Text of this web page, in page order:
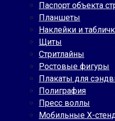
Паспорт объекта
Планшеты
Наклейки и
Щиты
Стритлайны
Ростовые фигуры
Плакаты для
Полиграфия
Пресс воллы
Мобильные Х-